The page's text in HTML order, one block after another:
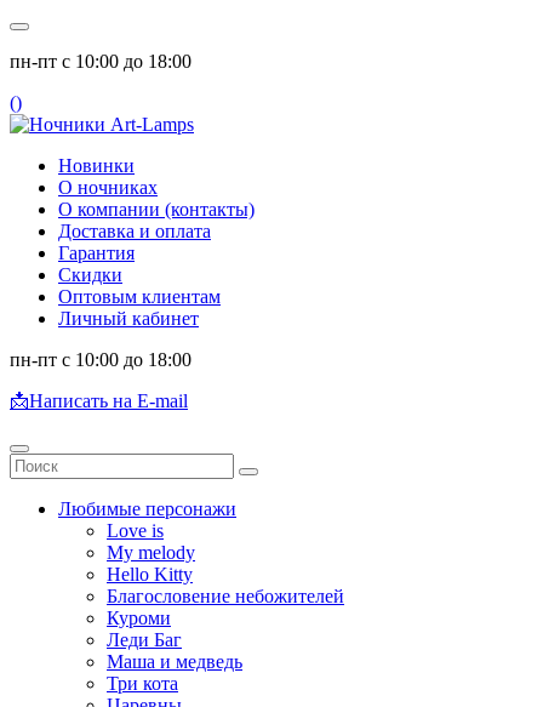
пн-пт с 10:00 до 18:00
()
Новинки
О ночниках
О компании (контакты)
Доставка и оплата
Гарантия
Скидки
Оптовым клиентам
Личный кабинет
пн-пт с 10:00 до 18:00
📩Написать на E-mail
Любимые персонажи
Love is
My melody
Hello Kitty
Благословение небожителей
Куроми
Леди Баг
Маша и медведь
Три кота